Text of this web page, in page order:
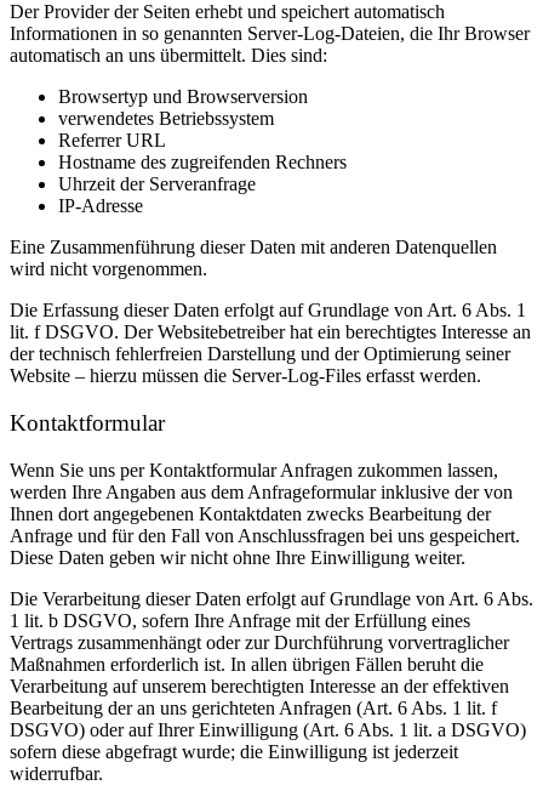
Der Provider der Seiten erhebt und speichert automatisch
Informationen in so genannten Server-Log-Dateien, die Ihr Browser
automatisch an uns übermittelt. Dies sind:
Browsertyp und Browserversion
verwendetes Betriebssystem
Referrer URL
Hostname des zugreifenden Rechners
Uhrzeit der Serveranfrage
IP-Adresse
Eine Zusammenführung dieser Daten mit anderen Datenquellen
wird nicht vorgenommen.
Die Erfassung dieser Daten erfolgt auf Grundlage von Art. 6 Abs. 1
lit. f DSGVO. Der Websitebetreiber hat ein berechtigtes Interesse an
der technisch fehlerfreien Darstellung und der Optimierung seiner
Website – hierzu müssen die Server-Log-Files erfasst werden.
Kontaktformular
Wenn Sie uns per Kontaktformular Anfragen zukommen lassen,
werden Ihre Angaben aus dem Anfrageformular inklusive der von
Ihnen dort angegebenen Kontaktdaten zwecks Bearbeitung der
Anfrage und für den Fall von Anschlussfragen bei uns gespeichert.
Diese Daten geben wir nicht ohne Ihre Einwilligung weiter.
Die Verarbeitung dieser Daten erfolgt auf Grundlage von Art. 6 Abs.
1 lit. b DSGVO, sofern Ihre Anfrage mit der Erfüllung eines
Vertrags zusammenhängt oder zur Durchführung vorvertraglicher
Maßnahmen erforderlich ist. In allen übrigen Fällen beruht die
Verarbeitung auf unserem berechtigten Interesse an der effektiven
Bearbeitung der an uns gerichteten Anfragen (Art. 6 Abs. 1 lit. f
DSGVO) oder auf Ihrer Einwilligung (Art. 6 Abs. 1 lit. a DSGVO)
sofern diese abgefragt wurde; die Einwilligung ist jederzeit
widerrufbar.